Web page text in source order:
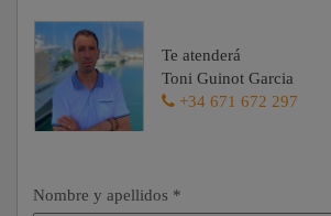
Te atenderá
Toni Guinot Garcia
+34 671 672 297
Nombre y apellidos *